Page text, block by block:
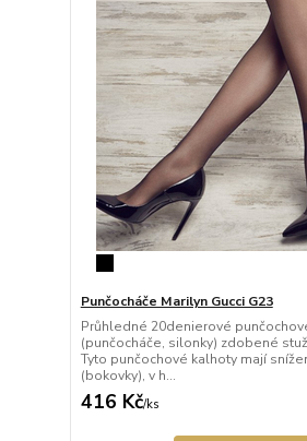
Punčocháče Marilyn Gucci G23
Průhledné 20denierové
(punčocháče, silonky) zdobené
Tyto punčochové kalhoty mají
(bokovky), v h...
416 Kč/ks